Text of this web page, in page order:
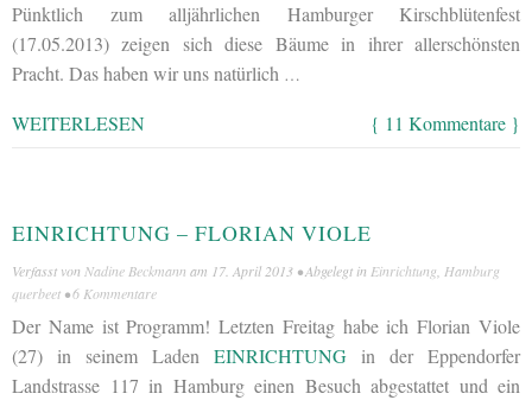
Pünktlich zum alljährlichen Hamburger Kirschblütenfest
(17.05.2013) zeigen sich diese Bäume in ihrer allerschönsten
Pracht. Das haben wir uns natürlich …
WEITERLESEN { 11 Kommentare }
EINRICHTUNG – FLORIAN VIOLE
Verfasst von Nadine Beckmann am 17. April 2013 • Abgelegt in Einrichtung Hamburg
querbeet •6 Kommentare
Der Name ist Programm! Letzten Freitag habe ich Florian Viole
(27) in seinem Laden EINRICHTUNG in der Eppendorfer
Landstrasse 117 in Hamburg einen Besuch abgestattet und ein